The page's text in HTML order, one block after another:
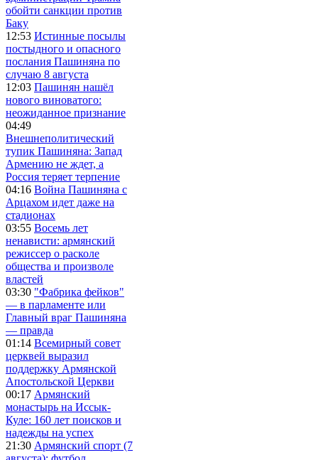
обойти санкции против
Баку
12:53 Истинные посылы
постыдного и опасного
послания Пашиняна по
случаю 8 августа
12:03 Пашинян нашёл
нового виноватого:
неожиданное признание
04:49
Внешнеполитический
тупик Пашиняна: Запад
Армению не ждет, а
Россия теряет терпение
04:16 Война Пашиняна с
Арцахом идет даже на
стадионах
03:55 Восемь лет
ненависти: армянский
режиссер о расколе
общества и произволе
властей
03:30 "Фабрика фейков"
— в парламенте или
Главный враг Пашиняна
— правда
01:14 Всемирный совет
церквей выразил
поддержку Армянской
Апостольской Церкви
00:17 Армянский
монастырь на Иссык-
Куле: 160 лет поисков и
надежды на успех
21:30 Армянский спорт (7